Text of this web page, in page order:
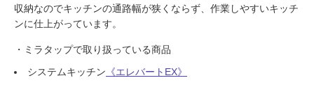
収納なのでキッチンの通路幅が狭くならず、作業しやすいキッチ
ンに仕上がっています。
・ミラタップで取り扱っている商品
システムキッチン 《エレバートEX》